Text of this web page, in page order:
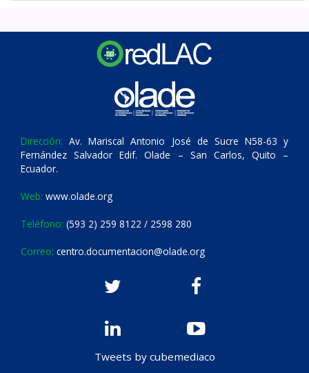
Dirección: Av. Mariscal Antonio José de Sucre N58-63 y
Fernández Salvador Edif. Olade – San Carlos, Quito –
Ecuador.
Web: www.olade.org
Teléfono: (593 2) 259 8122 / 2598 280
Correo: centro.documentacion@olade.org
Tweets by cubemediaco